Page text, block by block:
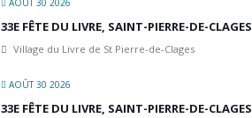
AOÛT 30 2026
33E FÊTE DU LIVRE, SAINT-PIERRE-DE-CLAGES
Village du Livre de St Pierre-de-Clages
AOÛT 30 2026
33E FÊTE DU LIVRE, SAINT-PIERRE-DE-CLAGES